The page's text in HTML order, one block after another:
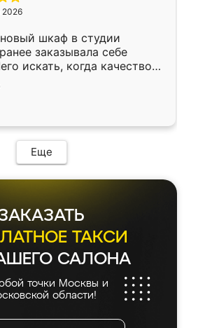
2026
шкаф в студии
заказывала себе
искать, когда качеством
Служит кухня уже почти
нет.
Еще
ТАКСИ
САЛОНА
точки Москвы и
области!